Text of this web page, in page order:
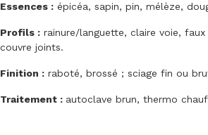
Essences : épicéa, sapin, pin, mélèze,
Profils : rainure/languette, claire voie,
couvre joints.
Finition : raboté, brossé ; sciage fin ou
Traitement : autoclave brun, thermo